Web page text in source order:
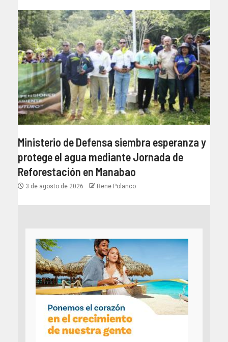
Ministerio de Defensa siembra esperanza y
protege el agua mediante Jornada de
Reforestación en Manabao
3 de agosto de 2026 Rene Polanco